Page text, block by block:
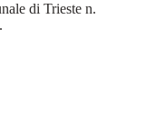
di Trieste n.